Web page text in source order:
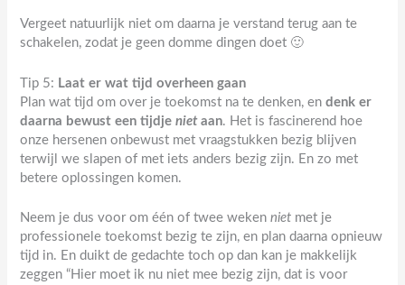
Vergeet natuurlijk niet om daarna je verstand terug aan te
schakelen, zodat je geen domme dingen doet 🙂
Tip 5: Laat er wat tijd overheen gaan
Plan wat tijd om over je toekomst na te denken, endenk er
daarna bewust een tijdjenietaan. Het is fascinerend hoe
onze hersenen onbewust met vraagstukken bezig blijven
terwijl we slapen of met iets anders bezig zijn. En zo met
betere oplossingen komen.
Neem je dus voor om één of twee wekenniet met je
professionele toekomst bezig te zijn, en plan daarna opnieuw
tijd in. En duikt de gedachte toch op dan kan je makkelijk
zeggen “Hier moet ik nu niet mee bezig zijn, dat is voor